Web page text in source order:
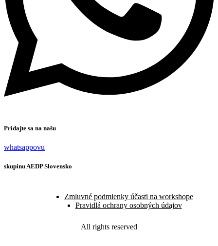
Pridajte sa na našu
whatsappovu
skupinu AEDP Slovensko
Zmluvné podmienky účasti na workshope
Pravidlá ochrany osobných údajov
All rights reserved